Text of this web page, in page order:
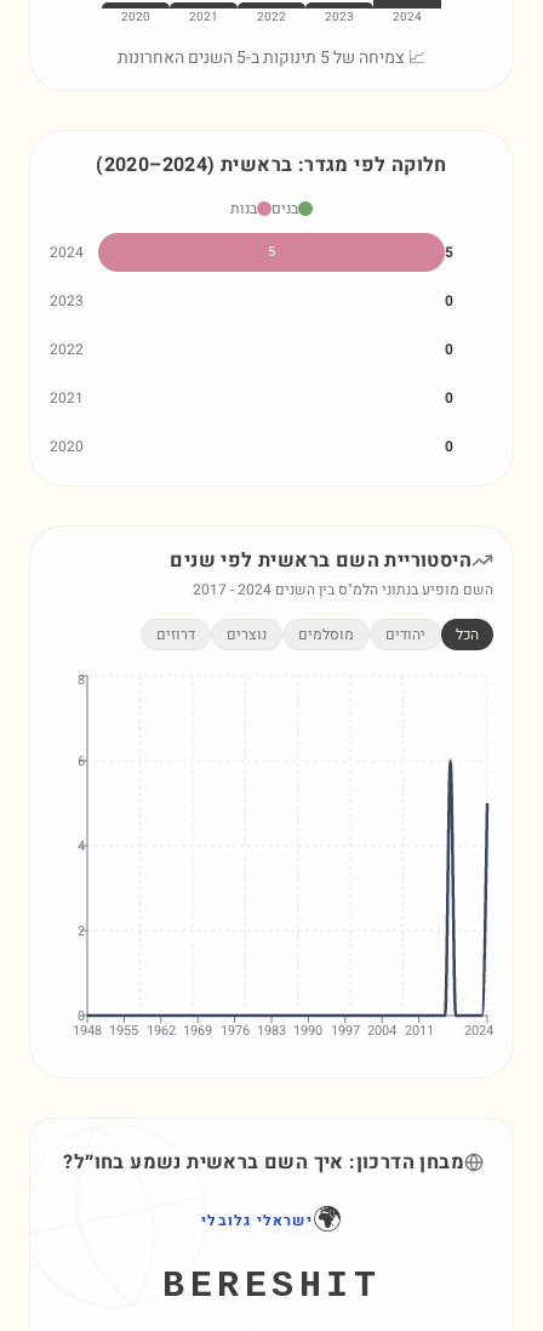
2024
2023
2022
2021
2020
📈 צמיחה של 5 תינוקות ב-5 השנים האחרונות
חלוקה לפי מגדר: בראשית (2020–2024)
בנים
בנות
2024
5 5
2023 0
2022 0
2021 0
2020 0
היסטוריית השם בראשית לפי שנים
השם מופיע בנתוני הלמ"ס בין השנים 2017 -2024
הכל יהודים מוסלמים נוצרים דרוזים
1948 1955 1962 1969 1976 1983 1990 1997 2004 2011 2024
0
2
4
6
8
מבחן הדרכון: איך השם בראשיתנשמע בחו״ל?
🌍ישראלי גלובלי
BERESHIT